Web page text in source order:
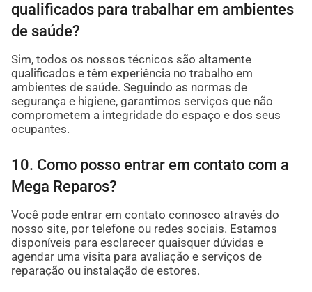
qualificados para trabalhar em ambientes
de saúde?
Sim, todos os nossos técnicos são altamente
qualificados e têm experiência no trabalho em
ambientes de saúde. Seguindo as normas de
segurança e higiene, garantimos serviços que não
comprometem a integridade do espaço e dos seus
ocupantes.
10. Como posso entrar em contato com a
Mega Reparos?
Você pode entrar em contato connosco através do
nosso site, por telefone ou redes sociais. Estamos
disponíveis para esclarecer quaisquer dúvidas e
agendar uma visita para avaliação e serviços de
reparação ou instalação de estores.